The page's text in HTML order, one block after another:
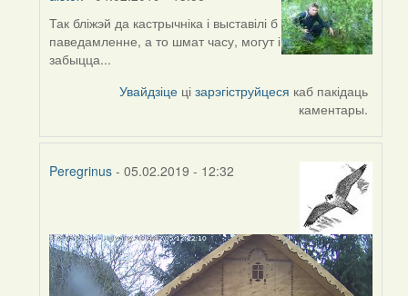
In
reply
to
Так бліжэй да кастрычніка і выставілі б
паведамленне, а то шмат часу, могут і
забыцца...
Увайдзіце цізарэгіструйцеся каб пакідаць
каментары.
Peregrinus- 05.02.2019 - 12:32
to
by
Peregrinus